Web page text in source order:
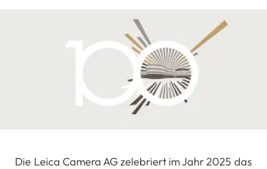
Die Leica Camera AG zelebriert im Jahr 2025 das